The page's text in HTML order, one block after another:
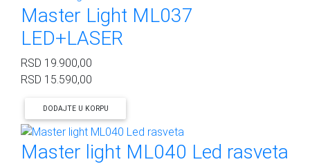
Master Light ML037
LED+LASER
RSD 19.900,00
RSD 15.590,00
DODAJTE U KORPU
Master light ML040 Led rasveta